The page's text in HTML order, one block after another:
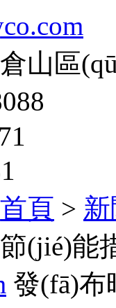
山區
首頁 >
(jié)能
發(fā)布